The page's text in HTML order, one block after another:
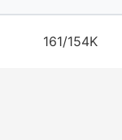
161/154K